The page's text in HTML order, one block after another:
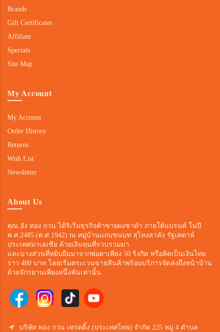
Brands
Gift Certificates
Affiliate
Specials
Site Map
My Account
My Account
Order History
Returns
Wish List
Newsletter
About Us
คุณ อัง ทอง กวน ได้ริเริ่มธุรกิจค้าขายผงชาดำ ภายใต้แบรนด์ ในปี
พ.ศ.2485 (ค.ศ.1942) ณ หมู่บ้านแถบชนบท สุไหงลาลัง รัฐเคดาห์
ประเทศมาเลเซีย ด้วยเงินทุนที่รวบรวมมา
และบางส่วนที่หยิบยืมมาจากพ่อตาเพียง 50 ริงกิต หรือคิดเป็นเงินไทย
ราว 480 บาท โดยเริ่มตระเวนขายสินค้าพร้อมบริการจัดส่งถึงหน้าบ้าน
ด้วยจักรยานเพียงหนึ่งคันเท่านั้น.
บริษัท ทอง กวน เทรดดิ้ง (ประเทศไทย) จำกัด 225 หมู่ 4 ตำบล